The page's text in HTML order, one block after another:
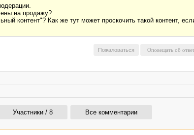
на продажу?
контент"? Как же тут может проскочить такой контент,
Пожаловаться
Участники / 8 Все комментарии